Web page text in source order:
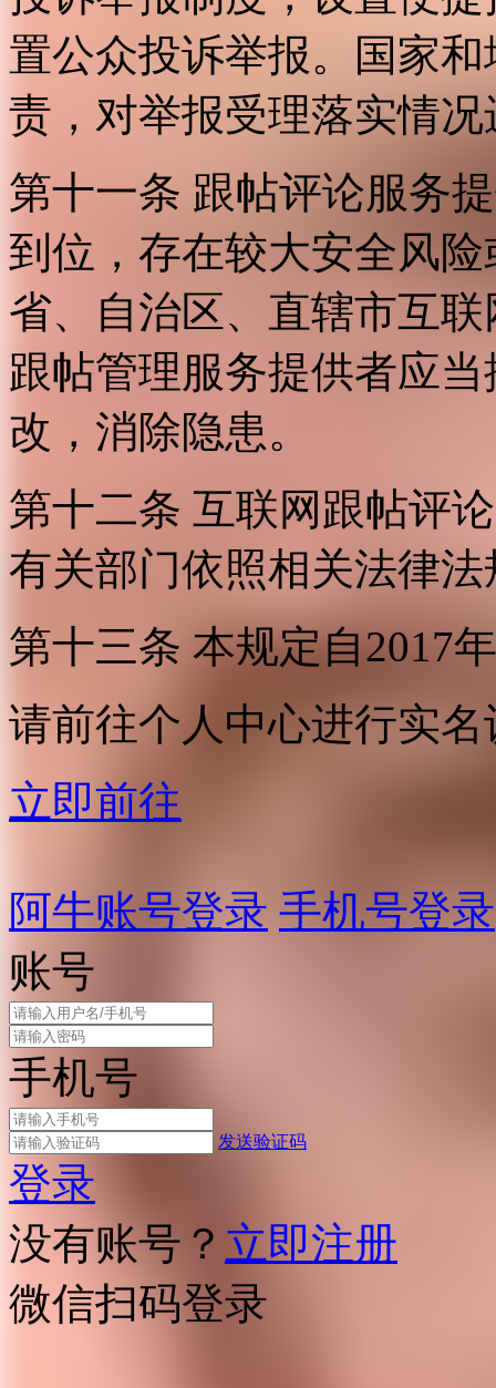
置公众投诉举报。国家
责，对举报受理落实情
第十一条 跟帖评论服务
到位，存在较大安全风
省、自治区、直辖市互
跟帖管理服务提供者应
改，消除隐患。
第十二条 互联网跟帖评
有关部门依照相关法律
第十三条 本规定自2017
请前往个人中心进行实名
立即前往
阿牛账号登录 手机号登录
账号
手机号
发送验证码
登录
没有账号？ 立即注册
微信扫码登录